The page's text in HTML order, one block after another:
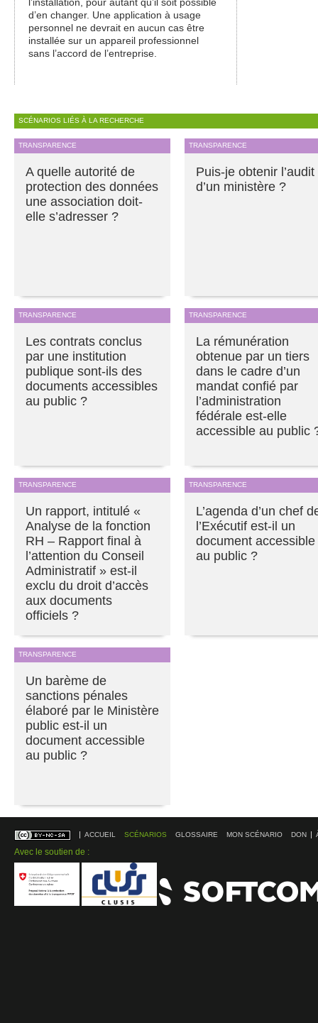
d’en changer. Une application à usage
personnel ne devrait en aucun cas être
installée sur un appareil professionnel
sans l’accord de l’entreprise.
SCÉNARIOS LIÉS À LA RECHERCHE
TRANSPARENCE
A quelle autorité de
protection des données
une association doit-
elle s’adresser ?
TRANSPARENCE
Puis-je obtenir l’audit
d’un ministère ?
TRANSPARENCE
Les contrats conclus
par une institution
publique sont-ils des
documents accessibles
au public ?
TRANSPARENCE
La rémunération
obtenue par un tiers
dans le cadre d’un
mandat confié par
l’administration
fédérale est-elle
accessible au public
TRANSPARENCE
Un rapport, intitulé «
Analyse de la fonction
RH – Rapport final à
l’attention du Conseil
Administratif » est-il
exclu du droit d’accès
aux documents
officiels ?
TRANSPARENCE
L’agenda d’un chef
l’Exécutif est-il un
document accessible
au public ?
TRANSPARENCE
Un barème de
sanctions pénales
élaboré par le Ministère
public est-il un
document accessible
au public ?
ACCUEIL SCÉNARIOS GLOSSAIRE MON SCÉNARIO DON
Avec le soutien de :